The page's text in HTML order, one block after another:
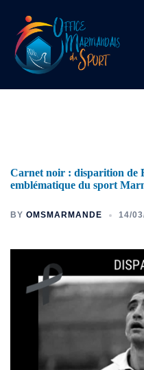
Carnet noir : disparition de
emblématique du sport
BY OMSMARMANDE 14/